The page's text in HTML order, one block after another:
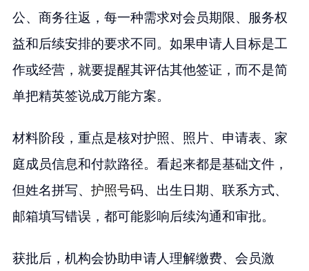
公、商务往返，每一种需求对会员期限、服务权
益和后续安排的要求不同。如果申请人目标是工
作或经营，就要提醒其评估其他签证，而不是简
单把精英签说成万能方案。
材料阶段，重点是核对护照、照片、申请表、家
庭成员信息和付款路径。看起来都是基础文件，
但姓名拼写、 护照号码、出生日期、联系方式、
邮箱填写错误，都可能影响后续沟通和审批。
获批后，机构会协助申请人理解缴费、会员激